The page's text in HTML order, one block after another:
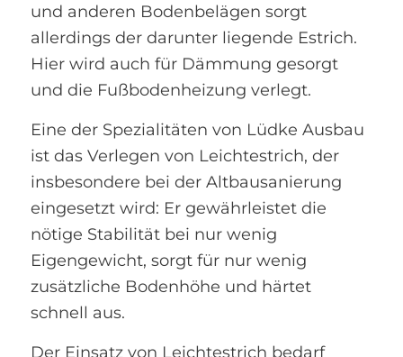
und anderen Bodenbelägen sorgt
allerdings der darunter liegende Estrich.
Hier wird auch für Dämmung gesorgt
und die Fußbodenheizung verlegt.
Eine der Spezialitäten von Lüdke Ausbau
ist das Verlegen von Leichtestrich, der
insbesondere bei der Altbausanierung
eingesetzt wird: Er gewährleistet die
nötige Stabilität bei nur wenig
Eigengewicht, sorgt für nur wenig
zusätzliche Bodenhöhe und härtet
schnell aus.
Der Einsatz von Leichtestrich bedarf